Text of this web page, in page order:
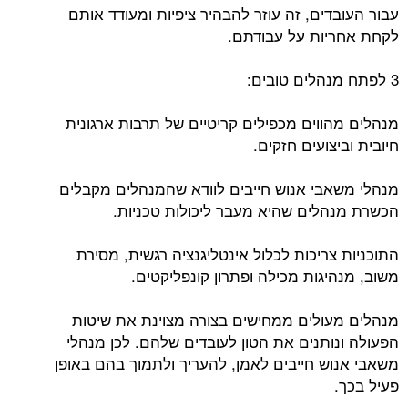
עבור העובדים, זה עוזר להבהיר ציפיות ומעודד אותם
לקחת אחריות על עבודתם.
3 לפתח מנהלים טובים:
מנהלים מהווים מכפילים קריטיים של תרבות ארגונית
חיובית וביצועים חזקים.
מנהלי משאבי אנוש חייבים לוודא שהמנהלים מקבלים
הכשרת מנהלים שהיא מעבר ליכולות טכניות.
התוכניות צריכות לכלול אינטליגנציה רגשית, מסירת
משוב, מנהיגות מכילה ופתרון קונפליקטים.
מנהלים מעולים ממחישים בצורה מצוינת את שיטות
הפעולה ונותנים את הטון לעובדים שלהם. לכן מנהלי
משאבי אנוש חייבים לאמן, להעריך ולתמוך בהם באופן
פעיל בכך.